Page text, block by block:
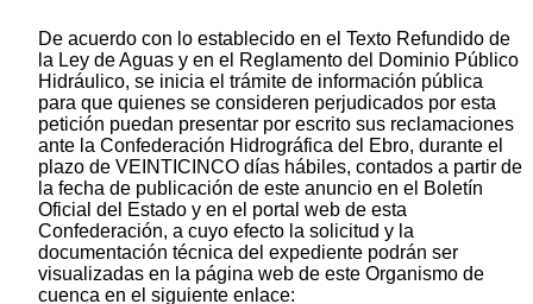
De acuerdo con lo establecido en el Texto Refundido de
la Ley de Aguas y en el Reglamento del Dominio Público
Hidráulico, se inicia el trámite de información pública
para que quienes se consideren perjudicados por esta
petición puedan presentar por escrito sus reclamaciones
ante la Confederación Hidrográfica del Ebro, durante el
plazo de VEINTICINCO días hábiles, contados a partir de
la fecha de publicación de este anuncio en el Boletín
Oficial del Estado y en el portal web de esta
Confederación, a cuyo efecto la solicitud y la
documentación técnica del expediente podrán ser
visualizadas en la página web de este Organismo de
cuenca en el siguiente enlace: